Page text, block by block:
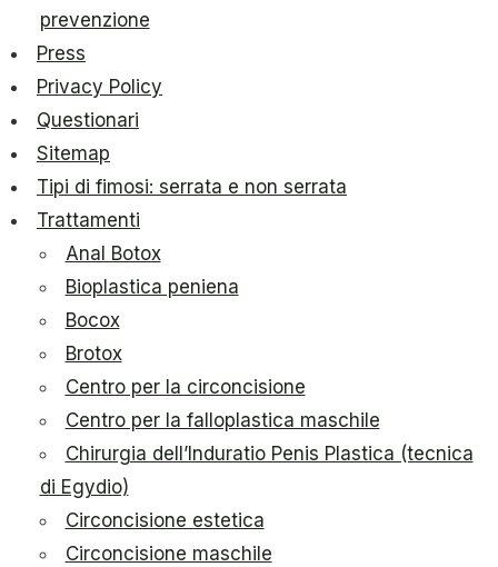
prevenzione
Press
Privacy Policy
Questionari
Sitemap
Tipi di fimosi: serrata e non serrata
Trattamenti
Anal Botox
Bioplastica peniena
Bocox
Brotox
Centro per la circoncisione
Centro per la falloplastica maschile
Chirurgia dell’Induratio Penis Plastica (tecnica
di Egydio)
Circoncisione estetica
Circoncisione maschile